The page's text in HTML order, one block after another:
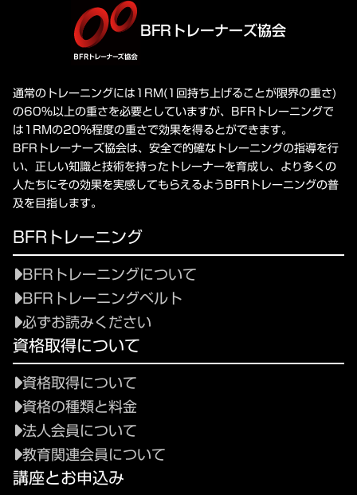
BFRトレーナーズ協会
通常のトレーニングには1RM(1回持ち上げることが限界の重さ)
の60%以上の重さを必要としていますが、BFRトレーニングで
は1RMの20%程度の重さで効果を得るとができます。
BFRトレーナーズ協会は、安全で的確なトレーニングの指導を行
い、正しい知識と技術を持ったトレーナーを育成し、より多くの
人たちにその効果を実感してもらえるようBFRトレーニングの普
及を目指します。
BFRトレーニング
BFRトレーニングについて
BFRトレーニングベルト
必ずお読みください
資格取得について
資格取得について
資格の種類と料金
法人会員について
教育関連会員について
講座とお申込み